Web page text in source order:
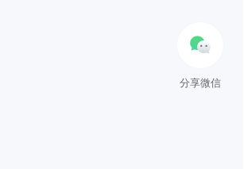
分享微信